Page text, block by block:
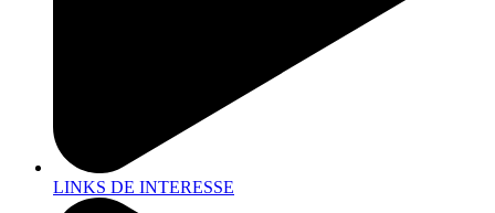
LINKS DE INTERESSE